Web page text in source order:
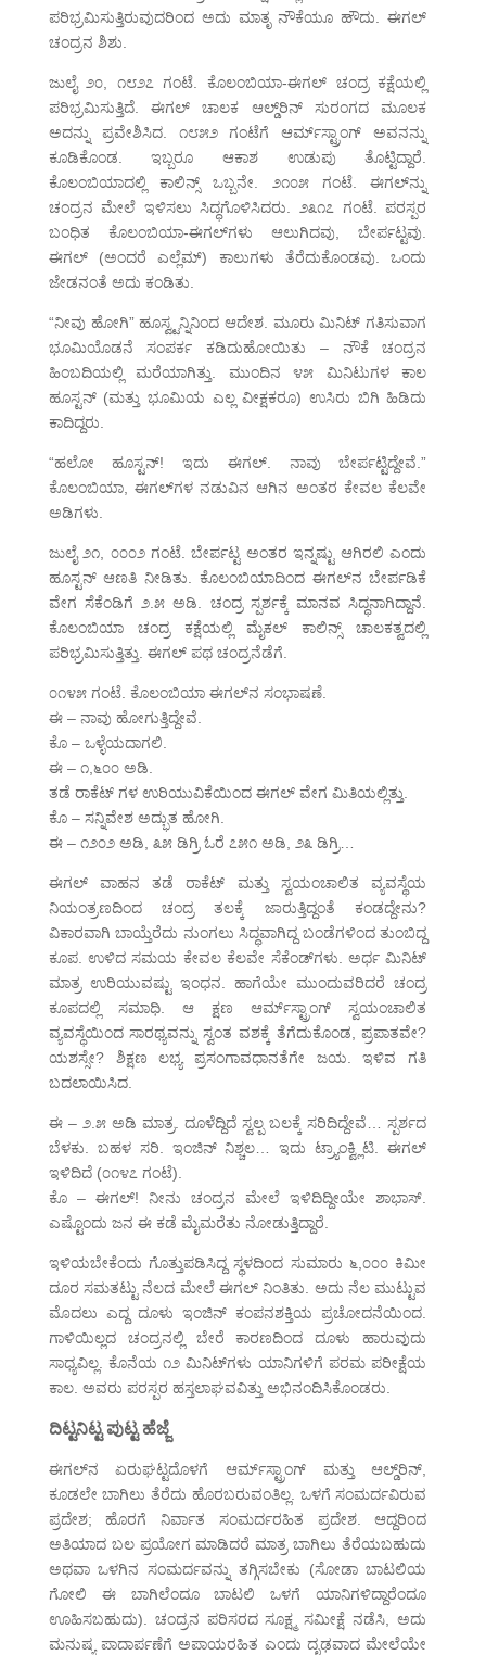
ಪರಿಭ್ರಮಿಸುತ್ತಿರುವುದರಿಂದ ಅದು ಮಾತೃ ನೌಕೆಯೂ ಹೌದು. ಈಗಲ್
ಚಂದ್ರನ ಶಿಶು.
ಜುಲೈ ೨೦, ೧೮೨೭ ಗಂಟೆ. ಕೊಲಂಬಿಯಾ-ಈಗಲ್ ಚಂದ್ರ ಕಕ್ಷೆಯಲ್ಲಿ
ಪರಿಭ್ರಮಿಸುತ್ತಿದೆ. ಈಗಲ್ ಚಾಲಕ ಆಲ್ಡ್‌ರಿನ್ ಸುರಂಗದ ಮೂಲಕ
ಅದನ್ನು ಪ್ರವೇಶಿಸಿದ. ೧೮೫೨ ಗಂಟೆಗೆ ಆರ್ಮ್‌ಸ್ಟ್ರಾಂಗ್ ಅವನನ್ನು
ಕೂಡಿಕೊಂಡ. ಇಬ್ಬರೂ ಆಕಾಶ ಉಡುಪು ತೊಟ್ಟಿದ್ದಾರೆ.
ಕೊಲಂಬಿಯಾದಲ್ಲಿ ಕಾಲಿನ್ಸ್ ಒಬ್ಬನೇ. ೨೧೦೫ ಗಂಟೆ. ಈಗಲ್‌ನ್ನು
ಚಂದ್ರನ ಮೇಲೆ ಇಳಿಸಲು ಸಿದ್ಧಗೊಳಿಸಿದರು. ೨೩೧೭ ಗಂಟೆ. ಪರಸ್ಪರ
ಬಂಧಿತ ಕೊಲಂಬಿಯಾ-ಈಗಲ್‌ಗಳು ಆಲುಗಿದವು, ಬೇರ್ಪಟ್ಟವು.
ಈಗಲ್ (ಅಂದರೆ ಎಲ್ಲೆಮ್) ಕಾಲುಗಳು ತೆರೆದುಕೊಂಡವು. ಒಂದು
ಜೇಡನಂತೆ ಅದು ಕಂಡಿತು.
“ನೀವು ಹೋಗಿ” ಹೂಸ್ವ್ಟನ್ನಿನಿಂದ ಆದೇಶ. ಮೂರು ಮಿನಿಟ್ ಗತಿಸುವಾಗ
ಭೂಮಿಯೊಡನೆ ಸಂಪರ್ಕ ಕಡಿದುಹೋಯಿತು – ನೌಕೆ ಚಂದ್ರನ
ಹಿಂಬದಿಯಲ್ಲಿ ಮರೆಯಾಗಿತ್ತು. ಮುಂದಿನ ೪೫ ಮಿನಿಟುಗಳ ಕಾಲ
ಹೂಸ್ಟನ್ (ಮತ್ತು ಭೂಮಿಯ ಎಲ್ಲ ವೀಕ್ಷಕರೂ) ಉಸಿರು ಬಿಗಿ ಹಿಡಿದು
ಕಾದಿದ್ದರು.
“ಹಲೋ ಹೂಸ್ಟನ್! ಇದು ಈಗಲ್. ನಾವು ಬೇರ್ಪಟ್ಟಿದ್ದೇವೆ.”
ಕೊಲಂಬಿಯಾ, ಈಗಲ್‌ಗಳ ನಡುವಿನ ಆಗಿನ ಅಂತರ ಕೇವಲ ಕೆಲವೇ
ಅಡಿಗಳು.
ಜುಲೈ ೨೧, ೦೦೦೨ ಗಂಟೆ. ಬೇರ್ಪಟ್ಟ ಅಂತರ ಇನ್ನಷ್ಟು ಆಗಿರಲಿ ಎಂದು
ಹೂಸ್ಟನ್ ಆಣತಿ ನೀಡಿತು. ಕೊಲಂಬಿಯಾದಿಂದ ಈಗಲ್‌ನ ಬೇರ್ಪಡಿಕೆ
ವೇಗ ಸೆಕೆಂಡಿಗೆ ೨.೫ ಅಡಿ. ಚಂದ್ರ ಸ್ಪರ್ಶಕ್ಕೆ ಮಾನವ ಸಿದ್ಧನಾಗಿದ್ದಾನೆ.
ಕೊಲಂಬಿಯಾ ಚಂದ್ರ ಕಕ್ಷೆಯಲ್ಲಿ ಮೈಕಲ್ ಕಾಲಿನ್ಸ್ ಚಾಲಕತ್ವದಲ್ಲಿ
ಪರಿಭ್ರಮಿಸುತ್ತಿತ್ತು. ಈಗಲ್ ಪಥ ಚಂದ್ರನೆಡೆಗೆ.
೦೧೪೫ ಗಂಟೆ. ಕೊಲಂಬಿಯಾ ಈಗಲ್‌ನ ಸಂಭಾಷಣೆ.
ಈ – ನಾವು ಹೋಗುತ್ತಿದ್ದೇವೆ.
ಕೊ – ಒಳ್ಳೆಯದಾಗಲಿ.
ಈ – ೧,೬೦೦ ಅಡಿ.
ತಡೆ ರಾಕೆಟ್ ಗಳ ಉರಿಯುವಿಕೆಯಿಂದ ಈಗಲ್ ವೇಗ ಮಿತಿಯಲ್ಲಿತ್ತು.
ಕೊ – ಸನ್ನಿವೇಶ ಅದ್ಭುತ ಹೋಗಿ.
ಈ – ೧೨೦೨ ಅಡಿ, ೩೫ ಡಿಗ್ರಿ ಓರೆ ೭೫೧ ಅಡಿ, ೨೩ ಡಿಗ್ರಿ…
ಈಗಲ್ ವಾಹನ ತಡೆ ರಾಕೆಟ್ ಮತ್ತು ಸ್ವಯಂಚಾಲಿತ ವ್ಯವಸ್ಥೆಯ
ನಿಯಂತ್ರಣದಿಂದ ಚಂದ್ರ ತಲಕ್ಕೆ ಜಾರುತ್ತಿದ್ದಂತೆ ಕಂಡದ್ದೇನು?
ವಿಕಾರವಾಗಿ ಬಾಯ್ತೆರೆದು ನುಂಗಲು ಸಿದ್ಧವಾಗಿದ್ದ ಬಂಡೆಗಳಿಂದ ತುಂಬಿದ್ದ
ಕೂಪ. ಉಳಿದ ಸಮಯ ಕೇವಲ ಕೆಲವೇ ಸೆಕೆಂಡ್‌ಗಳು. ಅರ್ಧ ಮಿನಿಟ್
ಮಾತ್ರ ಉರಿಯುವಷ್ಟು ಇಂಧನ. ಹಾಗೆಯೇ ಮುಂದುವರಿದರೆ ಚಂದ್ರ
ಕೂಪದಲ್ಲಿ ಸಮಾಧಿ. ಆ ಕ್ಷಣ ಆರ್ಮ್‌ಸ್ಟ್ರಾಂಗ್ ಸ್ವಯಂಚಾಲಿತ
ವ್ಯವಸ್ಥೆಯಿಂದ ಸಾರಥ್ಯವನ್ನು ಸ್ವಂತ ವಶಕ್ಕೆ ತೆಗೆದುಕೊಂಡ, ಪ್ರಪಾತವೇ?
ಯಶಸ್ಸೇ? ಶಿಕ್ಷಣ ಲಭ್ಯ ಪ್ರಸಂಗಾವಧಾನತೆಗೇ ಜಯ. ಇಳಿವ ಗತಿ
ಬದಲಾಯಿಸಿದ.
ಈ – ೨.೫ ಅಡಿ ಮಾತ್ರ. ದೂಳೆದ್ದಿದೆ ಸ್ವಲ್ಪ ಬಲಕ್ಕೆ ಸರಿದಿದ್ದೇವೆ… ಸ್ಪರ್ಶದ
ಬೆಳಕು. ಬಹಳ ಸರಿ. ಇಂಜಿನ್ ನಿಶ್ಚಲ… ಇದು ಟ್ರ್ಯಾಂಕ್ವ್ಲಿಟಿ. ಈಗಲ್
ಇಳಿದಿದೆ (೦೧೪೭ ಗಂಟೆ).
ಕೊ – ಈಗಲ್! ನೀನು ಚಂದ್ರನ ಮೇಲೆ ಇಳಿದಿದ್ದೀಯೇ ಶಾಭಾಸ್.
ಎಷ್ಟೊಂದು ಜನ ಈ ಕಡೆ ಮೈಮರೆತು ನೋಡುತ್ತಿದ್ದಾರೆ.
ಇಳಿಯಬೇಕೆಂದು ಗೊತ್ತುಪಡಿಸಿದ್ದ ಸ್ಥಳದಿಂದ ಸುಮಾರು ೬,೦೦೦ ಕಿಮೀ
ದೂರ ಸಮತಟ್ಟು ನೆಲದ ಮೇಲೆ ಈಗಲ್ ನಿಂತಿತು. ಅದು ನೆಲ ಮುಟ್ಟುವ
ಮೊದಲು ಎದ್ದ ದೂಳು ಇಂಜಿನ್ ಕಂಪನಶಕ್ತಿಯ ಪ್ರಚೋದನೆಯಿಂದ.
ಗಾಳಿಯಿಲ್ಲದ ಚಂದ್ರನಲ್ಲಿ ಬೇರೆ ಕಾರಣದಿಂದ ದೂಳು ಹಾರುವುದು
ಸಾಧ್ಯವಿಲ್ಲ. ಕೊನೆಯ ೧೨ ಮಿನಿಟ್‌ಗಳು ಯಾನಿಗಳಿಗೆ ಪರಮ ಪರೀಕ್ಷೆಯ
ಕಾಲ. ಅವರು ಪರಸ್ಪರ ಹಸ್ತಲಾಘವವಿತ್ತು ಅಭಿನಂದಿಸಿಕೊಂಡರು.
ದಿಟ್ಟನಿಟ್ಟ ಪುಟ್ಟ ಹೆಜ್ಜೆ
ಈಗಲ್‌ನ ಏರುಘಟ್ಟದೊಳಗೆ ಆರ್ಮ್‌ಸ್ಟ್ರಾಂಗ್ ಮತ್ತು ಆಲ್ಡ್‌ರಿನ್,
ಕೂಡಲೇ ಬಾಗಿಲು ತೆರೆದು ಹೊರಬರುವಂತಿಲ್ಲ. ಒಳಗೆ ಸಂಮರ್ದವಿರುವ
ಪ್ರದೇಶ; ಹೊರಗೆ ನಿರ್ವಾತ ಸಂಮರ್ದರಹಿತ ಪ್ರದೇಶ. ಆದ್ದರಿಂದ
ಅತಿಯಾದ ಬಲ ಪ್ರಯೋಗ ಮಾಡಿದರೆ ಮಾತ್ರ ಬಾಗಿಲು ತೆರೆಯಬಹುದು
ಅಥವಾ ಒಳಗಿನ ಸಂಮರ್ದವನ್ನು ತಗ್ಗಿಸಬೇಕು (ಸೋಡಾ ಬಾಟಲಿಯ
ಗೋಲಿ ಈ ಬಾಗಿಲೆಂದೂ ಬಾಟಲಿ ಒಳಗೆ ಯಾನಿಗಳಿದ್ದಾರೆಂದೂ
ಊಹಿಸಬಹುದು). ಚಂದ್ರನ ಪರಿಸರದ ಸೂಕ್ಷ್ಮ ಸಮೀಕ್ಷೆ ನಡೆಸಿ, ಅದು
ಮನುಷ್ಯ ಪಾದಾರ್ಪಣೆಗೆ ಅಪಾಯರಹಿತ ಎಂದು ದೃಢವಾದ ಮೇಲೆಯೇ